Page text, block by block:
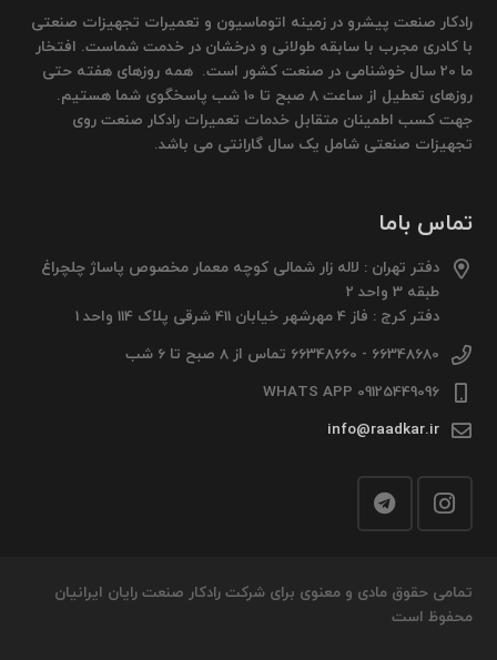
رادکار صنعت پیشرو در زمینه اتوماسیون و تعمیرات تجهیزات صنعتی
با کادری مجرب با سابقه طولانی و درخشان در خدمت شماست. افتخار
ما 20 سال خوشنامی در صنعت کشور است. همه روزهای هفته حتی
روزهای تعطیل از ساعت 8 صبح تا 10 شب پاسخگوی شما هستیم.
جهت کسب اطمینان متقابل خدمات تعمیرات رادکار صنعت روی
تجهیزات صنعتی شامل یک سال گارانتی می باشد.
تماس باما
دفتر تهران : لاله زار شمالی کوچه معمار مخصوص پاساژ چلچراغ
طبقه 3 واحد 2
دفتر کرج : فاز 4 مهرشهر خیابان 411 شرقی پلاک 114 واحد 1
66348680 - 66348660 تماس از 8 صبح تا 6 شب
09125449096 WHATS APP
info@raadkar.ir
تمامی حقوق مادی و معنوی برای شرکت رادکار صنعت رایان ایرانیان
محفوظ است